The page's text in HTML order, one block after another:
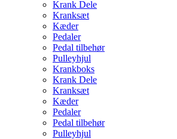
Krank Dele
Kranksæt
Kæder
Pedaler
Pedal tilbehør
Pulleyhjul
Krankboks
Krank Dele
Kranksæt
Kæder
Pedaler
Pedal tilbehør
Pulleyhjul